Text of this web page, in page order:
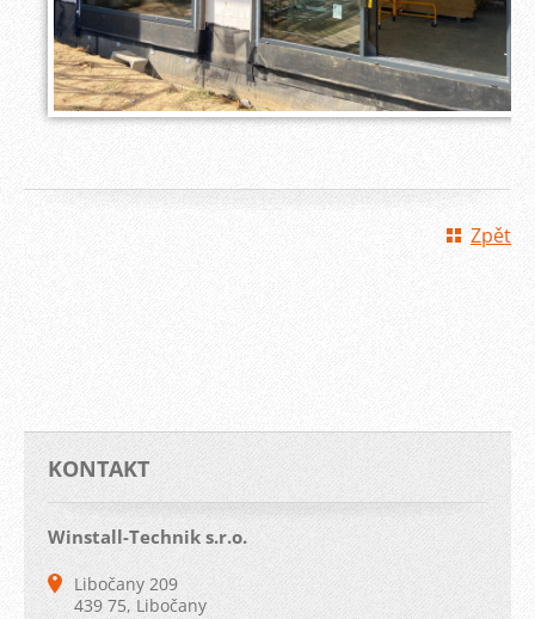
Zpět
KONTAKT
Winstall-Technik s.r.o.
Libočany 209
439 75, Libočany